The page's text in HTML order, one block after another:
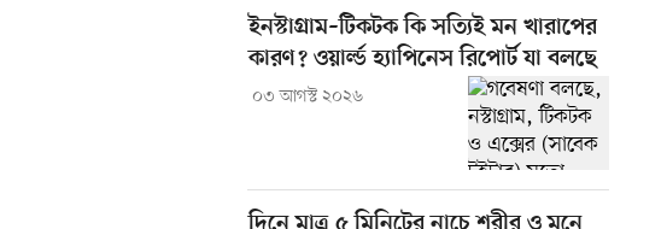
ইনস্টাগ্রাম–টিকটক কি সত্যিই মন খারাপের
কারণ? ওয়ার্ল্ড হ্যাপিনেস রিপোর্ট যা বলছে
০৩ আগস্ট ২০২৬